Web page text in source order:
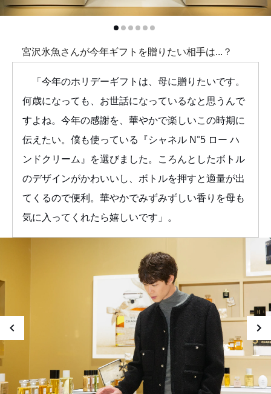
宮沢氷魚さんが今年ギフトを贈りたい相手は...？
「今年のホリデーギフトは、母に贈りたいです。
何歳になっても、お世話になっているなと思うんで
すよね。今年の感謝を、華やかで楽しいこの時期に
伝えたい。僕も使っている『シャネル N°5 ロー ハ
ンドクリーム』を選びました。ころんとしたボトル
のデザインがかわいいし、ボトルを押すと適量が出
てくるので便利。華やかでみずみずしい香りを母も
気に入ってくれたら嬉しいです」。